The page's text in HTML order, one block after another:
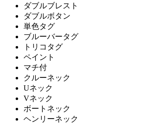
ダブルブレスト
ダブルボタン
単色タグ
ブルーバータグ
トリコタグ
ペイント
マチ付
クルーネック
Uネック
Vネック
ボートネック
ヘンリーネック